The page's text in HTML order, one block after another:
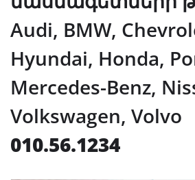
Audi, BMW,
Hyundai, Honda,
Mercedes-Benz,
Volkswagen, Volvo
010.56.1234